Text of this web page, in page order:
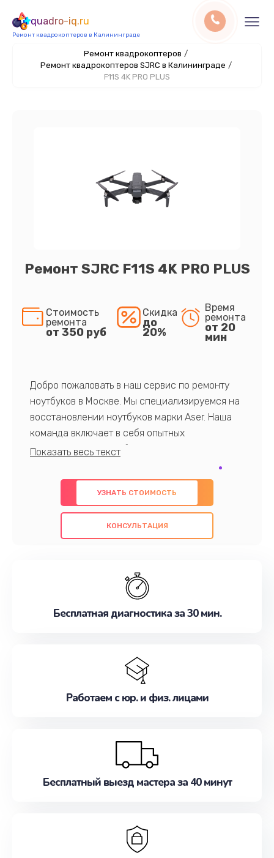
quadro-iq.ru
Ремонт квадрокоптеров в Калининграде
Ремонт квадрокоптеров /
Ремонт квадрокоптеров SJRC в Калининграде /
F11S 4K PRO PLUS
Ремонт SJRC F11S 4K PRO PLUS
Стоимость
ремонта
от 350 руб
Скидка
до
20%
Время
ремонта
от 20
мин
Добро пожаловать в наш сервис по ремонту
ноутбуков в Москве. Мы специализируемся на
восстановлении ноутбуков марки Aser. Наша
команда включает в себя опытных
профессионалов с обширными знаниями и
многолетним опытом в данной области. Мы
предлагаем быстрый и качественный ремонт с
использованием оригинальных компонентов, а
также гарантируем качество всех
проведенных работ. Наша цель - предоставить
наилучшим образом. Не медлите записаться на
УЗНАТЬ СТОИМОСТЬ
КОНСУЛЬТАЦИЯ
Бесплатная диагностика за 30 мин.
Работаем с юр. и физ. лицами
Бесплатный выезд мастера за 40 минут